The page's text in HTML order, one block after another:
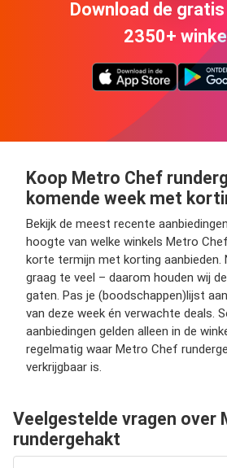
Download de
2350+
Koop Metro Chef
komende week met
Bekijk de meest recente
hoogte van welke winkels Metro
korte termijn met korting aanbieden.
graag te veel – daarom houden wij
gaten. Pas je (boodschappen)lijst
van deze week én verwachte deals.
aanbiedingen gelden alleen in de
regelmatig waar Metro Chef
verkrijgbaar is.
Veelgestelde vragen over
rundergehakt